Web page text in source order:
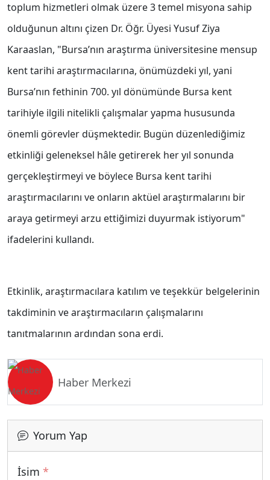
toplum hizmetleri olmak üzere 3 temel misyona sahip
olduğunun altını çizen Dr. Öğr. Üyesi Yusuf Ziya
Karaaslan, "Bursa’nın araştırma üniversitesine mensup
kent tarihi araştırmacılarına, önümüzdeki yıl, yani
Bursa’nın fethinin 700. yıl dönümünde Bursa kent
tarihiyle ilgili nitelikli çalışmalar yapma hususunda
önemli görevler düşmektedir. Bugün düzenlediğimiz
etkinliği geleneksel hâle getirerek her yıl sonunda
gerçekleştirmeyi ve böylece Bursa kent tarihi
araştırmacılarını ve onların aktüel araştırmalarını bir
araya getirmeyi arzu ettiğimizi duyurmak istiyorum"
ifadelerini kullandı.
Etkinlik, araştırmacılara katılım ve teşekkür belgelerinin
takdiminin ve araştırmacıların çalışmalarını
tanıtmalarının ardından sona erdi.
Haber Merkezi
Yorum Yap
İsim *